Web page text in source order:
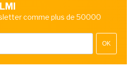
comme plus de 50000
OK